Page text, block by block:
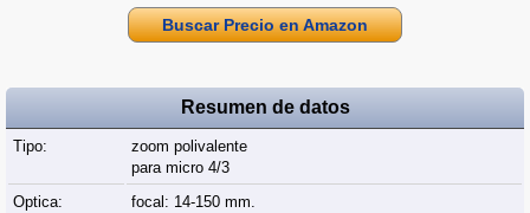
Buscar Precio en Amazon
Resumen de datos
Tipo:
zoom polivalente
para micro 4/3
Optica:
focal: 14-150 mm.